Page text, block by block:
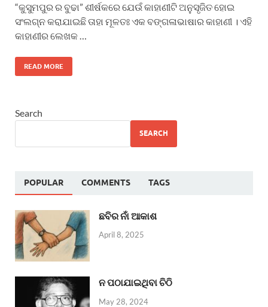
“କୁସୁମପୁର ର ବୁଢା” ଶୀର୍ଷକରେ ଯେଉଁ କାହାଣୀଟି ଅନୁସୃଜିତ ହୋଇ
ସଂଲଗ୍ନ କରାଯାଇଛି ତାହା ମୂଳତଃ ଏକ ବଙ୍ଗଳାଭାଷାର କାହାଣୀ । ଏହି
କାହାଣୀର ଲେଖକ …
READ MORE
Search
SEARCH
POPULAR COMMENTS TAGS
ଛବିର ନାଁ ଆକାଶ
April 8, 2025
ନ ପଠାଯାଇଥିବା ଚିଠି
May 28, 2024